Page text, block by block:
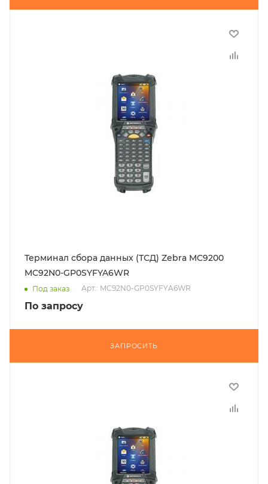
Терминал сбора данных (ТСД) Zebra MC9200
MC92N0-GP0SYFYA6WR
Под заказ Арт.: MC92N0-GP0SYFYA6WR
По запросу
ЗАПРОСИТЬ